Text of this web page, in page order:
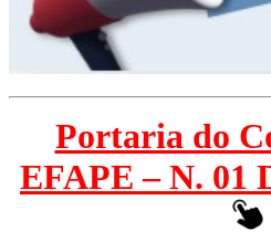
Portaria do
EFAPE – N. 01